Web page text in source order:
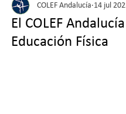
El COLEF
Educación Física
COLEF Andalucía 14 jul